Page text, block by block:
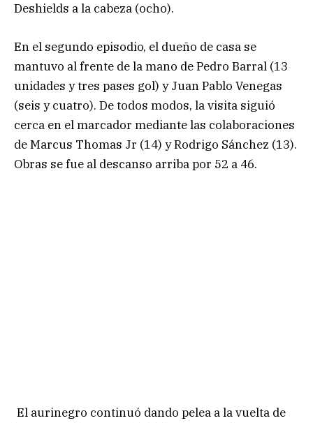
Deshields a la cabeza (ocho).
En el segundo episodio, el dueño de casa se
mantuvo al frente de la mano de Pedro Barral (13
unidades y tres pases gol) y Juan Pablo Venegas
(seis y cuatro). De todos modos, la visita siguió
cerca en el marcador mediante las colaboraciones
de Marcus Thomas Jr (14) y Rodrigo Sánchez (13).
Obras se fue al descanso arriba por 52 a 46.
El aurinegro continuó dando pelea a la vuelta de